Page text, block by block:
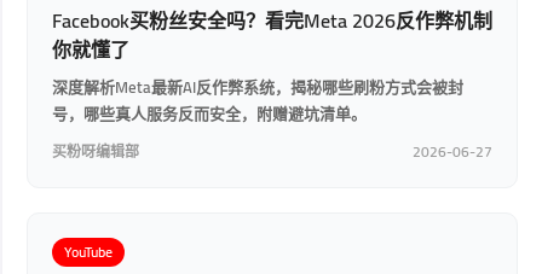
Facebook买粉丝安全吗？看完Meta 2026反作弊机制
你就懂了
深度解析Meta最新AI反作弊系统，揭秘哪些刷粉方式会被封
号，哪些真人服务反而安全，附赠避坑清单。
买粉呀编辑部 2026-06-27
YouTube